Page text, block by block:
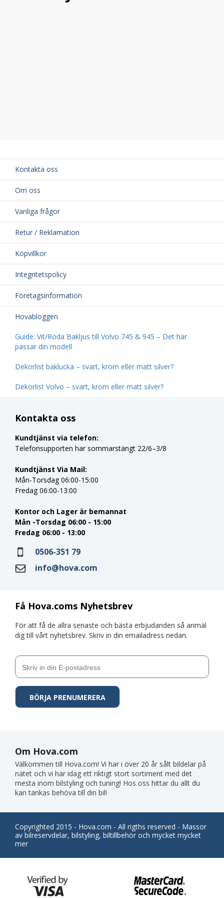
Kontakta oss
Om oss
Vanliga frågor
Retur / Reklamation
Köpvillkor
Integritetspolicy
Företagsinformation
Hovabloggen
Guide: Vit/Röda Bakljus till Volvo 745 & 945 – Det här
passar din modell
Dekorlist baklucka – svart, krom eller matt silver?
Dekorlist Volvo – svart, krom eller matt silver?
Få Hova.coms Nyhetsbrev
För att få de allra senaste och bästa erbjudanden så anmäl
dig till vårt nyhetsbrev. Skriv in din emailadress nedan.
Kontakta oss
Kundtjänst via telefon:
Telefonsupporten har sommarstängt 22/6–3/8
Kundtjänst Via Mail:
Mån-Torsdag 06:00-15:00
Fredag 06:00-13:00
Kontor och Lager är bemannat
Mån -Torsdag 06:00 - 15:00
Fredag 06:00 - 13:00
0506-351 79
info@hova.com
Om Hova.com
Välkommen till Hova.com! Vi har i över 20 år sålt bildelar på
nätet och vi har idag ett riktigt stort sortiment med det
mesta inom bilstyling och tuning! Hos oss hittar du allt du
kan tänkas behöva till din bil!
Copyrighted 2015 - Hova.com - All rigths reserved - Massor
av bilreservdelar, bilstyling, biltillbehör och mycket mycket
mer